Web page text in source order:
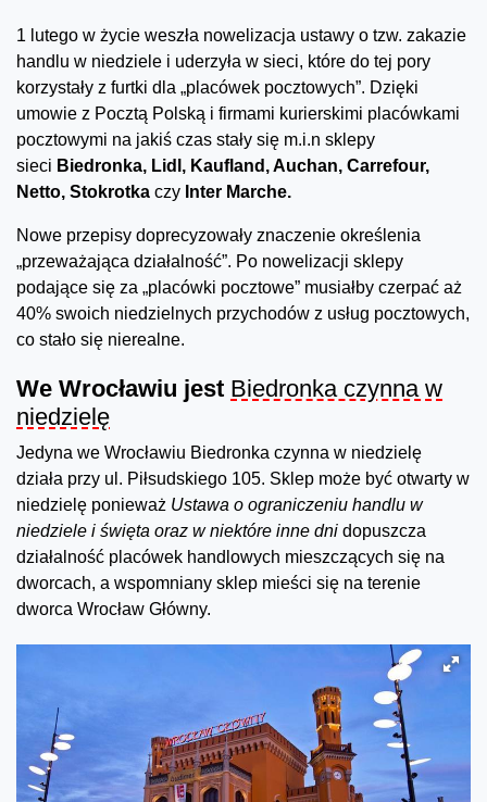
1 lutego w życie weszła nowelizacja ustawy o tzw. zakazie
handlu w niedziele i uderzyła w sieci, które do tej pory
korzystały z furtki dla „placówek pocztowych”. Dzięki
umowie z Pocztą Polską i firmami kurierskimi placówkami
pocztowymi na jakiś czas stały się m.i.n sklepy
sieci Biedronka, Lidl, Kaufland, Auchan, Carrefour,
Netto, Stokrotka czy Inter Marche.
Nowe przepisy doprecyzowały znaczenie określenia
„przeważająca działalność”. Po nowelizacji sklepy
podające się za „placówki pocztowe” musiałby czerpać aż
40% swoich niedzielnych przychodów z usług pocztowych,
co stało się nierealne.
We Wrocławiu jest Biedronka czynna w
niedzielę
Jedyna we Wrocławiu Biedronka czynna w niedzielę
działa przy ul. Piłsudskiego 105. Sklep może być otwarty w
niedzielę ponieważ Ustawa o ograniczeniu handlu w
niedziele i święta oraz w niektóre inne dni dopuszcza
działalność placówek handlowych mieszczących się na
dworcach, a wspomniany sklep mieści się na terenie
dworca Wrocław Główny.